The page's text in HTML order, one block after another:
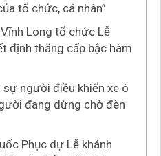
tổ chức, cá nhân”
Long tổ chức Lễ
định thăng cấp bậc hàm
người điều khiển xe ô
đang dừng chờ đèn
Phục dự Lễ khánh